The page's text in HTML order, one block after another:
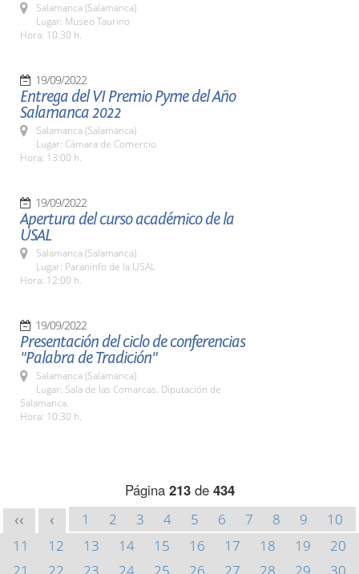
Salamanca (Salamanca)
Lugar: Museo Taurino
Hora: 10:30 h.
19/09/2022
Entrega del VI Premio Pyme del Año
Salamanca 2022
Salamanca (Salamanca)
Lugar: Cámara de Comercio
Hora: 13:00 h.
19/09/2022
Apertura del curso académico de la
USAL
Salamanca (Salamanca)
Lugar: Paraninfo de la USAL
Hora: 12:00 h.
19/09/2022
Presentación del ciclo de conferencias
"Palabra de Tradición"
Salamanca (Salamanca)
Lugar: Sala de las Comarcas. Diputación de
Salamanca.
Hora: 10:30 h.
Página 213de 434
<< < 1 2 3 4 5 6 7 8 9
10
11
12 13 14 15 16 17 18 19
20